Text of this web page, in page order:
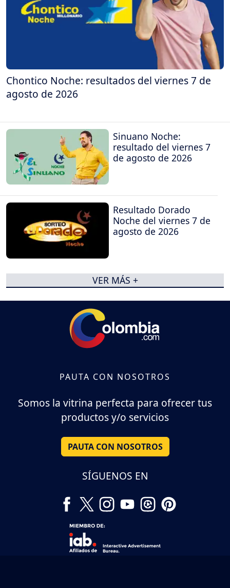
Chontico Noche: resultados del viernes 7 de
agosto de 2026
Sinuano Noche:
resultado del viernes 7
de agosto de 2026
Resultado Dorado
Noche del viernes 7 de
agosto de 2026
VER MÁS +
PAUTA CON NOSOTROS
Somos la vitrina perfecta para ofrecer tus
productos y/o servicios
PAUTA CON NOSOTROS
SÍGUENOS EN